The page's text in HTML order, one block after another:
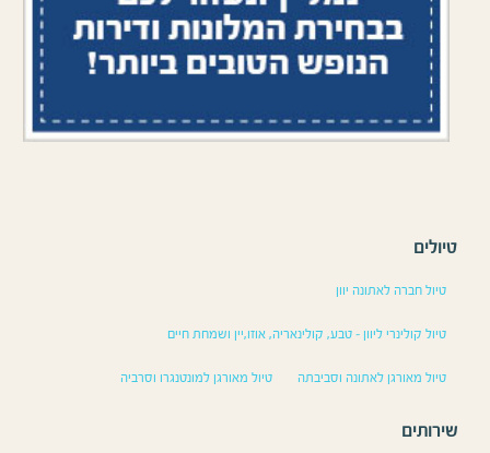
טיולים
טיול חברה לאתונה יוון
טיול קולינרי ליוון – טבע, קולינאריה, אוזו,יין ושמחת חיים
טיול מאורגן לאתונה וסביבתה טיול מאורגן למונטנגרו וסרביה
שירותים